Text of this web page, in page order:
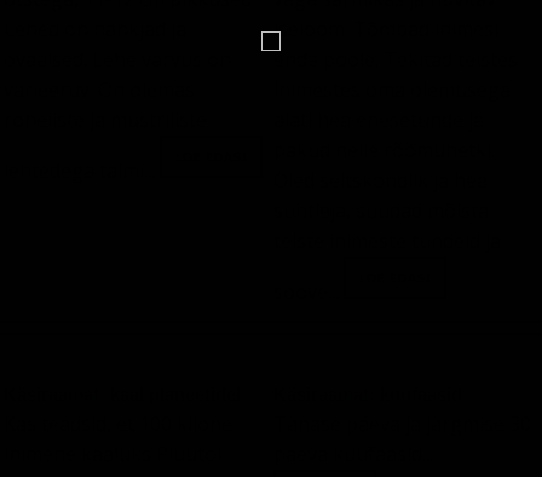
iseloom. Tõmbad inimesi
enda poole. Tekitad teistes